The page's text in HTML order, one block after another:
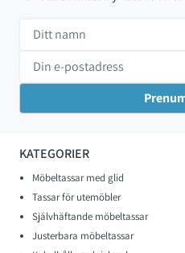
KATEGORIER
Möbeltassar med glid
Tassar för utemöbler
Självhäftande möbeltassar